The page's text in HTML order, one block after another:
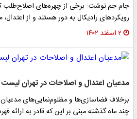
جام جم نوشت: برخی از چهره‌های اصلاح‌طلب
رویکرد‌های رادیکال به دور هستند و از اعتدال،
۲ اسفند ۱۴۰۲
مدعیان اعتدال و اصلاحات در تهران
برخلاف فضاسازی‌ها و مظلوم‌نمایی‌های
چند ماه گذشته مبنی بر این که قادر به ارائه